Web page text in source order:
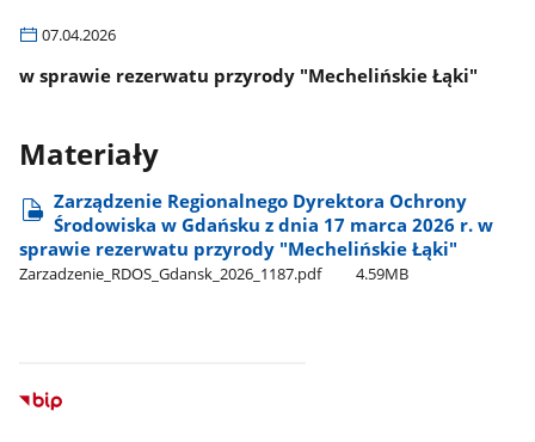
07.04.2026
w sprawie rezerwatu przyrody "Mechelińskie Łąki"
Materiały
Zarządzenie Regionalnego Dyrektora Ochrony
Środowiska w Gdańsku z dnia 17 marca 2026 r. w
sprawie rezerwatu przyrody "Mechelińskie Łąki"
Zarzadzenie​​​​_RDOS​​​​_Gdansk​​​​_2026​​​​_1187.pdf 4.59MB